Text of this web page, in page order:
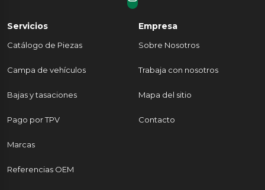
Servicios
Catálogo de Piezas
Campa de vehículos
Bajas y tasaciones
Pago por TPV
Marcas
Referencias OEM
Empresa
Sobre Nosotros
Trabaja con nosotros
Mapa del sitio
Contacto